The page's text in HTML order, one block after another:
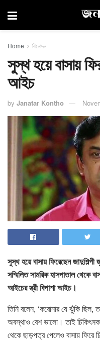
Home বিনোদন
সুস্থ হয়ে বাসায়
আইচ
by Janatar Kontho
সুস্থ হয়ে বাসায় ফিরেছেন
সম্মিলিত সামরিক হাসপাতাল থেকে
আইচের স্ত্রী বিপাশা আইচ।
তিনি বলেন, ‌‘করোনার যে ঝুঁকি
অবস্থাও বেশ ভালো। তাই
থেকে ছাড়পত্র পেলেও বাসায় ফিরে